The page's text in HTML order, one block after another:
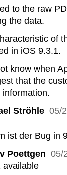
to the raw
the data.
of
in iOS 9.3.1.
know when
that the
information.
Ströhle 05/
ist der Bug in
Poettgen 05/
available